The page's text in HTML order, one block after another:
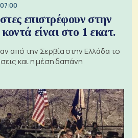
επιστρέφουν στην
είναι στο 1 εκατ.
από την Σερβία στην Ελλάδα το
και η μέση δαπάνη